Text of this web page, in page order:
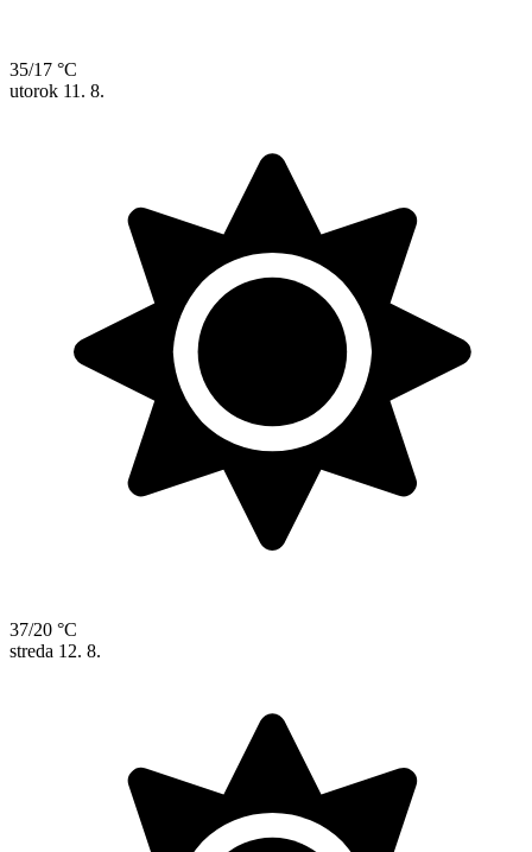
35/17 °C
utorok 11. 8.
37/20 °C
streda 12. 8.